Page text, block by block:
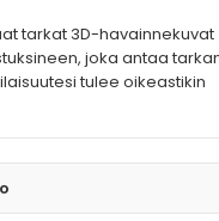
tarkat 3D-havainnekuvat
joka antaa
tulee oikeastikin